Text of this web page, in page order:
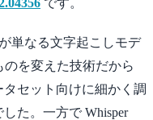
単なる文字起こしモデ
を変えた技術だから
セット向けに細かく調
た。一方で Whisper